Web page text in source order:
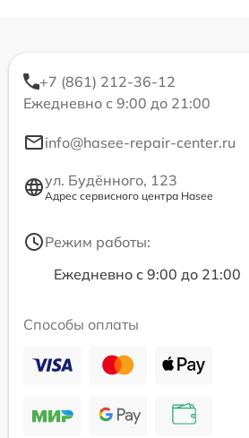
+7 (861) 212-36-12
Ежедневно с 9:00 до 21:00
info@hasee-repair-center.ru
ул. Будённого, 123
Адрес сервисного центра Hasee
Режим работы:
Ежедневно с 9:00 до 21:00
Способы оплаты